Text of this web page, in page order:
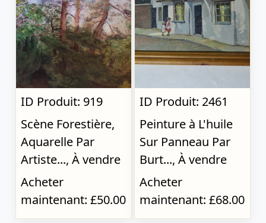
ID Produit: 919
Scène Forestière,
Aquarelle Par
Artiste..., À vendre
Acheter
maintenant: £50.00
ID Produit: 2461
Peinture à L'huile
Sur Panneau Par
Burt..., À vendre
Acheter
maintenant: £68.00